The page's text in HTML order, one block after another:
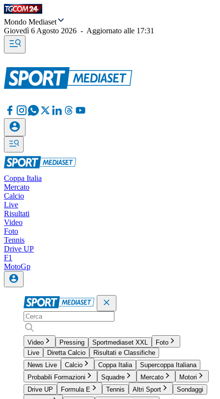
Mondo Mediaset
Giovedì 6 Agosto 2026 - Aggiornato alle 17:31
Coppa Italia
Mercato
Calcio
Live
Risultati
Video
Foto
Tennis
Drive UP
F1
MotoGp
Video Pressing Sportmediaset XXL
Foto
Live
Diretta Calcio
Risultati e Classifiche
News Live
Calcio Coppa Italia
Supercoppa Italiana
Probabili Formazioni
Squadre Mercato
Motori
Drive UP
Formula E Tennis Altri Sport
Sondaggi